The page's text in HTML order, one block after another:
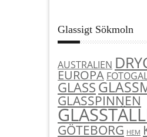
Glassigt Sökmoln
AUSTRALIEN
EUROPA
GLASS
GLASSPINNEN
GÖTEBORG HEM